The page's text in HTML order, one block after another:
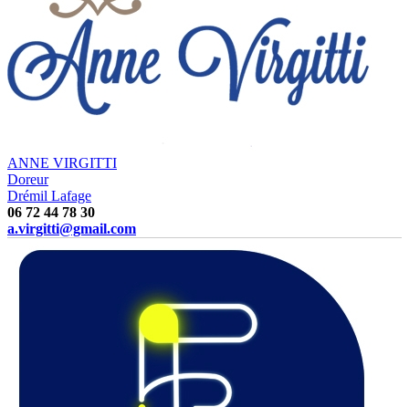
ANNE VIRGITTI
Doreur
Drémil Lafage
06 72 44 78 30
a.virgitti@gmail.com